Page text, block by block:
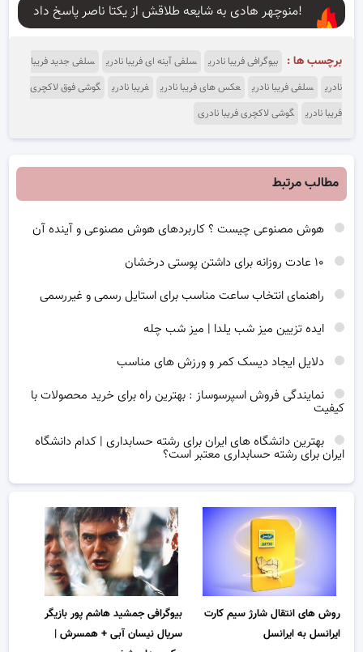
منوچهر هادی به شایعه طلاقش از یکتا ناصر پاسخ داد!
برچسب ها : بیوگرافی فریبا نادری سلفی آینه ای فریبا نادری
سلفی جدید فریبا
نادری
سلفی فریبا نادری عکس های فریبا نادری فریبا نادری
گوشی فوق لاکچری
فریبا نادری
گوشی لاکچری فریبا نادری
مطالب مرتبط
هوش مصنوعی چیست ؟ کاربردهای هوش مصنوعی و آینده آن
راهنمای انتخاب ساعت مناسب برای استایل رسمی و غیررسمی
ایده تزیین میز شب یلدا | میز شب چله
دلایل ایجاد دیسک کمر و ورزش های مناسب
نمایندگی فروش اسپرسوساز : بهترین راه برای خرید محصولات با
کیفیت
بهترین دانشگاه های ایران برای رشته حسابداری | کدام دانشگاه
ایران برای رشته حسابداری معتبر است؟
روش های انتقال شارژ سیم کارت
ایرانسل به ایرانسل
بیوگرافی جمشید هاشم پور بازیگر
سریال نیسان آبی + همسرش |